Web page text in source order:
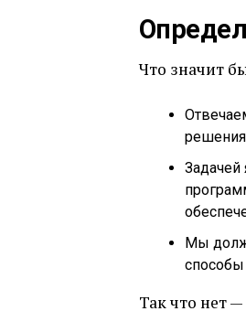
Что значит
Задачей
Мы
Так что нет